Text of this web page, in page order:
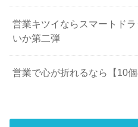
営業キツイならスマートド
いか第二弾
営業で心が折れるなら【10